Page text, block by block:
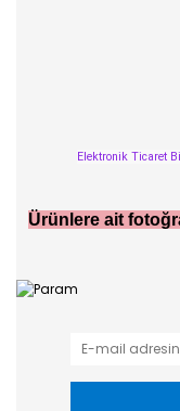
Elektronik Ticaret
Ürünlere ait